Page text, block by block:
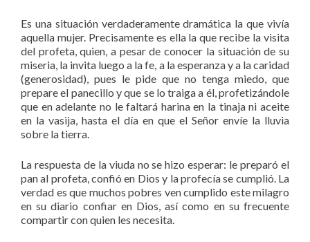
Es una situación verdaderamente dramática la que vivía
aquella mujer. Precisamente es ella la que recibe la visita
del profeta, quien, a pesar de conocer la situación de su
miseria, la invita luego a la fe, a la esperanza y a la caridad
(generosidad), pues le pide que no tenga miedo, que
prepare el panecillo y que se lo traiga a él, profetizándole
que en adelante no le faltará harina en la tinaja ni aceite
en la vasija, hasta el día en que el Señor envíe la lluvia
sobre la tierra.
La respuesta de la viuda no se hizo esperar: le preparó el
pan al profeta, confió en Dios y la profecía se cumplió. La
verdad es que muchos pobres ven cumplido este milagro
en su diario confiar en Dios, así como en su frecuente
compartir con quien les necesita.